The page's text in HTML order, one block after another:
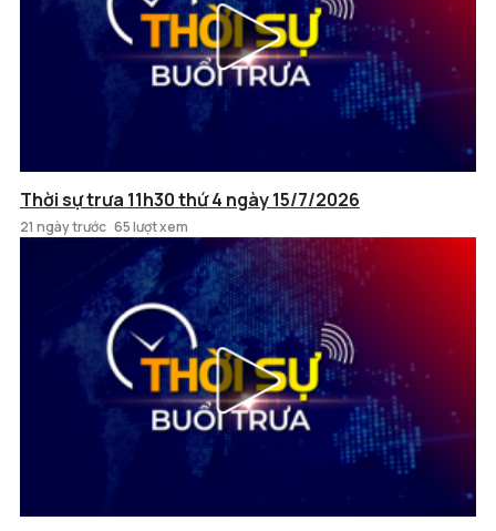
Thời sự trưa 11h30 thứ 4 ngày 15/7/2026
21 ngày trước 65 lượt xem